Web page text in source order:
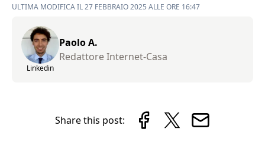
ULTIMA MODIFICA IL 27 FEBBRAIO 2025 ALLE ORE 16:47
Linkedin
Paolo A.
Redattore Internet-Casa
Share this post: